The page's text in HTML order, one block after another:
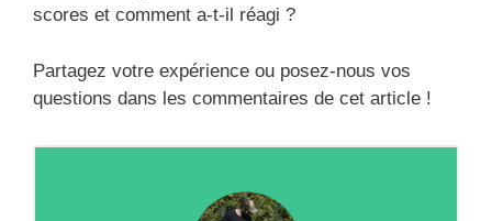
scores et comment a-t-il réagi ?
Partagez votre expérience ou posez-nous vos
questions dans les commentaires de cet article !